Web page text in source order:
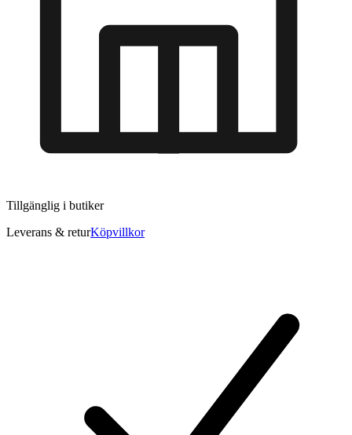
Tillgänglig i butiker
Leverans & returKöpvillkor